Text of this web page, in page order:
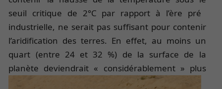
seuil critique de 2°C par rapport à l’ère pré­
industrielle, ne serait pas suffisant pour contenir
l’aridification des terres. En effet, au moins un
quart (entre 24 et 32 %) de la surface de la
planète deviendrait « considérablement » plus